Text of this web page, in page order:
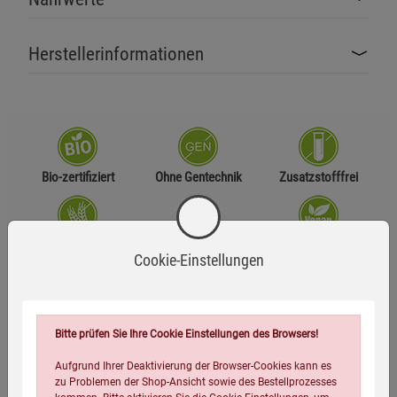
Herstellerinformationen
Bio-zertifiziert Ohne Gentechnik Zusatzstofffrei
Akaziengummi* (75 %, löslicher Ballaststoff), löslicher,
gefriergetrockneter Kaffee*(20 %), natürliches Aroma (mit
Reishi- Extrakt), Guarana-Extrakt* (1,5 %), Ginseng-Extrakt*
Cookie-Einstellungen
Bitte prüfen Sie Ihre Cookie Einstellungen des Browsers!
Aufgrund Ihrer Deaktivierung der Browser-Cookies kann es
zu Problemen der Shop-Ansicht sowie des Bestellprozesses